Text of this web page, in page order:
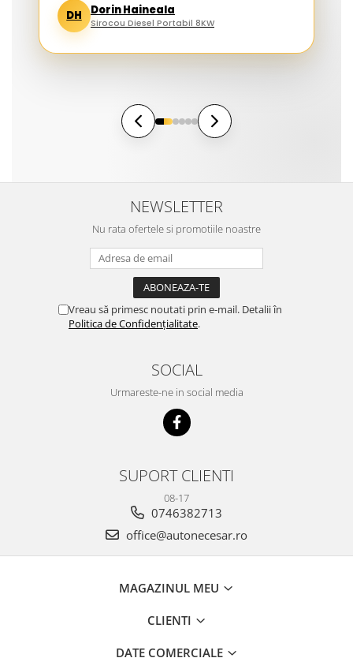
DH Dorin Haineala
Sirocou Diesel Portabil 8KW
NEWSLETTER
Nu rata ofertele si promotiile noastre
Vreau să primesc noutati prin e-mail. Detalii în
Politica de Confidențialitate.
SOCIAL
Urmareste-ne in social media
SUPORT CLIENTI
08-17
0746382713
office@autonecesar.ro
MAGAZINUL MEU
CLIENTI
DATE COMERCIALE